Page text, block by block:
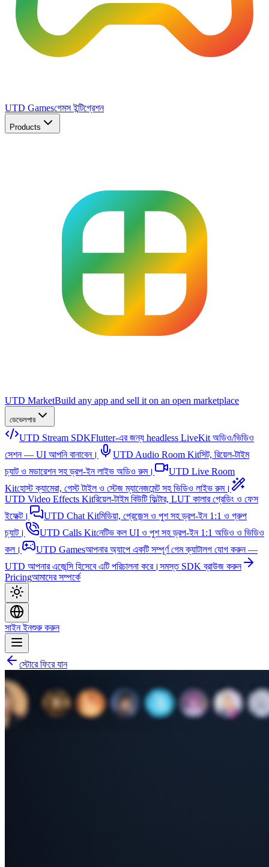
UTD Gamesগেমস ইন্টিগ্রেশন
Products
UTD MarketBuild any app and sell it on an open marketplace
ডেভেলপার
UTD Stream SDKFlutter-এর জন্য headless LiveKit অডিও/ভিডিও
সেশন — UI আপনি বানাবেন।
UTD Audio Room Kitসিট, রিয়েল-টাইম
চ্যাট ও মডারেশন সহ ড্রপ-ইন লাইভ অডিও রুম।
UTD Live Room
Kitহোস্ট ক্যামেরা, গেস্ট টাইল ও স্টেজ ম্যানেজমেন্ট সহ ভিডিও লাইভ রুম।
UTD Video Effects Kitরিয়েল-টাইম বিউটি ফিল্টার, LUT কালার গ্রেডিং ও ফেস
ইফেক্ট।
UTD Chat Kitমিডিয়া, প্রেজেন্স ও পুশ সহ ড্রপ-ইন 1:1 ও গ্রুপ
চ্যাট।
UTD Calls Kitনেটিভ কল UI ও পুশ সহ ড্রপ-ইন 1:1 অডিও ও ভিডিও
কল।
UTD Gamesআপনার অ্যাপে একটি সম্পূর্ণ গেম ক্যাটালগ যোগ করুন —
UTD আপনার এজেন্সি হিসেবে এটি পরিচালনা করে। সমস্ত SDK ব্রাউজ করুন
Pricingআমাদের সম্পর্কে
সাইন ইনশুরু করুন
স্টোরে ফিরে যান